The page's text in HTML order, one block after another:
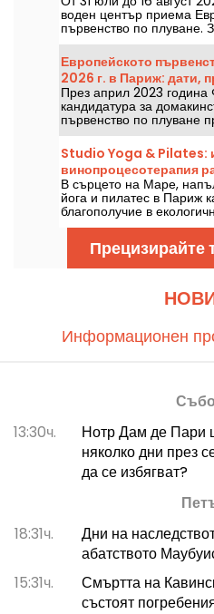
воден център приема
първенство по плуване.
празникът отвъд
безплатна фан зона с
сесии за автографи,
отдих в програмата.
Европейското
2026 г. в Париж: дати,
надпреварата
През април 2023
кандидатура за
първенство по плуване
31 юли до 16 август
център ви очаква да
плувци. Ето всичко,
надпреварата и
Studio Yoga & Pilates:
винопроцесотерапия
със спа център в Париж
В сърцето на Маре,
йога и пилатес в Париж
благополучие в
пространство от 483
водещата марка за
тялото, то съчетава
минималистичен
пилатес и релаксиращи
място е перфектният
Прецизирайте
Информационен
13:30ч.
Нотр Дам де Пари
няколко дни през
да се избягват?
18:31ч.
Дни на
абатството
15:31ч.
Смъртта на
състоят